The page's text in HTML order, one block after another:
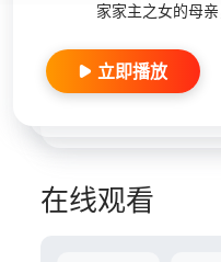
家家主之女的母
立即播放
在线观看